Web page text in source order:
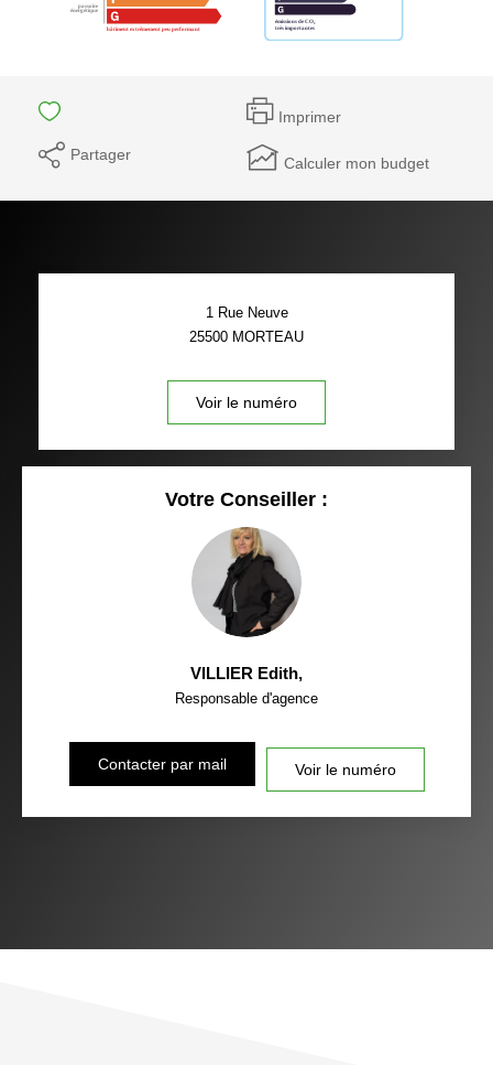
Imprimer
Partager Calculer mon budget
1 Rue Neuve
25500 MORTEAU
Voir le numéro
Votre Conseiller :
VILLIER Edith,
Responsable d'agence
Contacter par mail Voir le numéro